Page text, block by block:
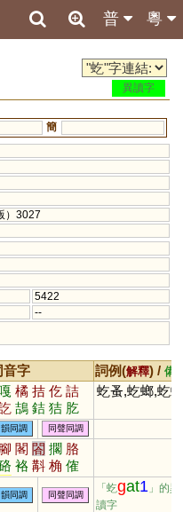
粵
普
異讀字
簡
）3027
5422
--
音字 詞例(解釋) / 備
橘 拮 仡 詰
鴶 銡 狤 肐
虼蚤,虼螂,虼蚪
韻同調 同聲同調
腳 閣 閤 擱 胳
袼 斠 桷 傕
韻同調 同聲同調
「虼gat1 」的異
讀字